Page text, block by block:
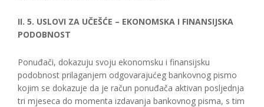
II. 5. USLOVI ZA UČEŠĆE – EKONOMSKA I FINANSIJSKA
PODOBNOST
Ponuđači, dokazuju svoju ekonomsku i finansijsku
podobnost prilaganjem odgovarajućeg bankovnog pismo
kojim se dokazuje da je račun ponuđača aktivan posljednja
tri mjeseca do momenta izdavanja bankovnog pisma, s tim